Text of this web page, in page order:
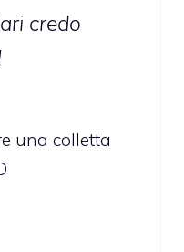
credo
una colletta